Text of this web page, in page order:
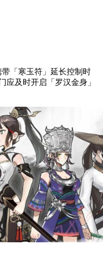
「寒玉符」延长控制时
应及时开启「罗汉金身」